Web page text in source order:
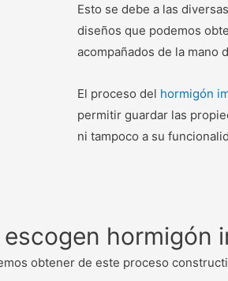
Esto se debe a las
diseños que podemos
acompañados de la mano
El proceso del hormigón
permitir guardar las
ni tampoco a su
hormigón
obtener de este proceso